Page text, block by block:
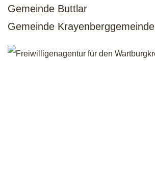
Gemeinde Buttlar
Gemeinde Krayenberggemeinde